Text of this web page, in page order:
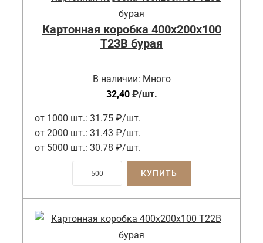
Картонная коробка 400x200x100
Т23B бурая
В наличии: Много
32,40 ₽/шт.
от 1000 шт.: 31.75 ₽/шт.
от 2000 шт.: 31.43 ₽/шт.
от 5000 шт.: 30.78 ₽/шт.
КУПИТЬ